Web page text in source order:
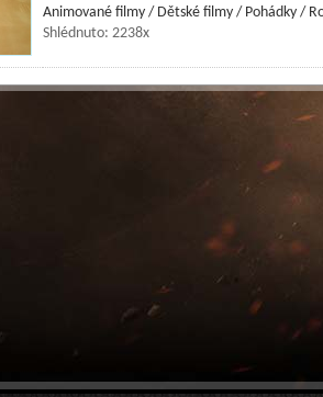
Animované filmy / Dětské filmy / Pohádky /
Shlédnuto: 2238x